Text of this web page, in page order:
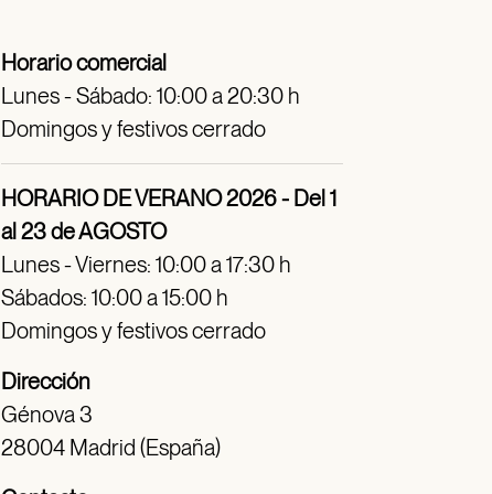
Horario comercial
Lunes - Sábado: 10:00 a 20:30 h
Domingos y festivos cerrado
HORARIO DE VERANO 2026 - Del 1
al 23 de AGOSTO
Lunes - Viernes: 10:00 a 17:30 h
Sábados: 10:00 a 15:00 h
Domingos y festivos cerrado
Dirección
Génova 3
28004 Madrid (España)